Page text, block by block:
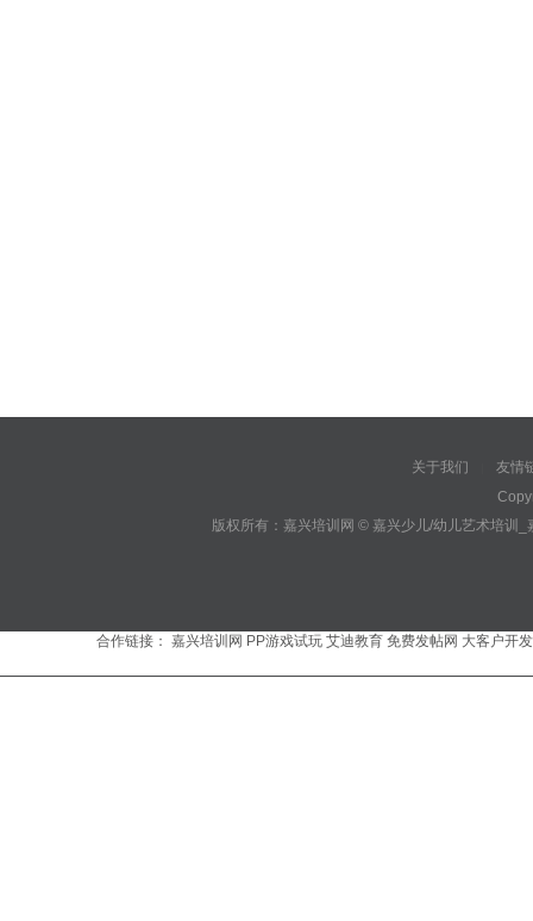
关于我们
友情
版权所有：嘉兴培训网 © 嘉兴少儿/幼儿艺术培训
合作链接： 嘉兴培训网 PP游戏试玩 艾迪教育 免费发帖网 大客户开